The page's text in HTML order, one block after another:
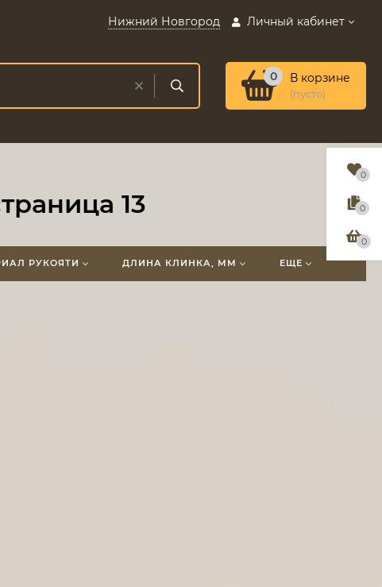
Нижний Новгород Личный кабинет
0 В корзине
(пусто)
13
РУКОЯТИ ДЛИНА КЛИНКА, ММ ЕЩЕ
0
0
0